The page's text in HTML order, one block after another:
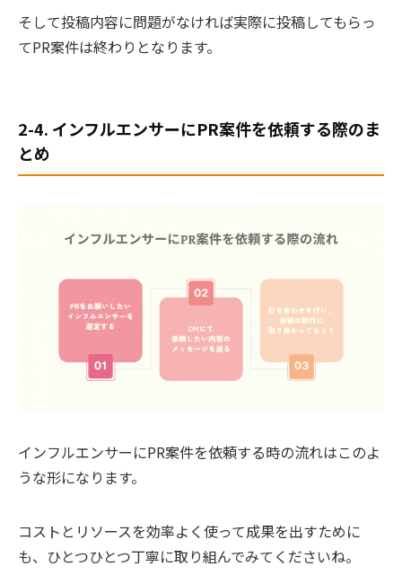
そして投稿内容に問題がなければ実際に投稿してもらっ
てPR案件は終わりとなります。
2-4. インフルエンサーにPR案件を依頼する際のま
とめ
インフルエンサーにPR案件を依頼する時の流れはこのよ
うな形になります。
コストとリソースを効率よく使って成果を出すために
も、ひとつひとつ丁寧に取り組んでみてくださいね。